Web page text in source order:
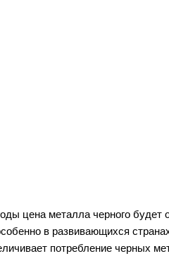
цена металла черного будет
в развивающихся
потребление черных